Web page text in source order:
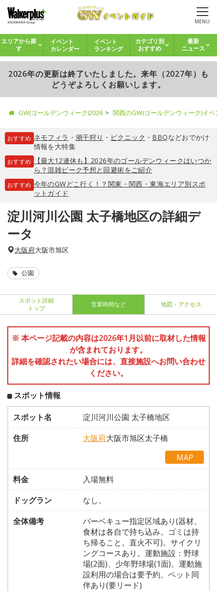
MENU
エリアから探
す
イベント
カレンダー
イベント
ランキング
カテゴリ別
おすすめ
最新
ニュース
2026年の更新は終了いたしました。来年（2027年）も
どうぞよろしくお願いします。
GW(ゴールデンウィーク)2026 関西のGW(ゴールデンウィーク)イ
おすすめ ネモフィラ ・ 潮干狩り ・ ピクニック ・ BBQなどおでかけ
情報を大特集
おすすめ
【最大12連休も】2026年のゴールデンウィークはいつか
ら？混雑ピーク予想と回避術をご紹介
おすすめ 今年のGWどこ行く！？関東・関西・東海エリア別スポ
ットガイド
淀川河川公園 太子橋地区の詳細デ
ータ
大阪府大阪市旭区
公園
スポット詳細
トップ
営業時間など 地図・アクセス
※ 本ページ記載の内容は2026年1月以前に取材した情報
が含まれております。
詳細を確認されたい場合には、直接施設へお問い合わせ
ください。
スポット情報
スポット名
淀川河川公園 太子橋地区
住所
大阪府大阪市旭区太子橋
MAP
料金
入場無料
ドッグラン
なし。
全体備考
バーベキュー指定区域あり(器材、
食材は各自で持ち込み。ゴミは持
ち帰ること。直火不可)。サイクリ
ングコースあり。運動施設：野球
場(2面)、少年野球場(1面)。運動施
設利用の場合は要予約。ペット同
伴あり(要リード)